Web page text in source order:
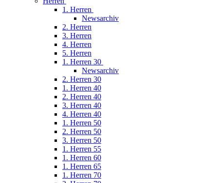
1. Herren
Newsarchiv
2. Herren
3. Herren
4. Herren
5. Herren
1. Herren 30
Newsarchiv
2. Herren 30
1. Herren 40
2. Herren 40
3. Herren 40
4. Herren 40
1. Herren 50
2. Herren 50
3. Herren 50
1. Herren 55
1. Herren 60
1. Herren 65
1. Herren 70